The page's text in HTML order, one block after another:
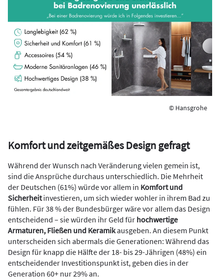
© Hansgrohe
Komfort und zeitgemäßes Design gefragt
Während der Wunsch nach Veränderung vielen gemein ist,
sind die Ansprüche durchaus unterschiedlich. Die Mehrheit
der Deutschen (61%) würde vor allem in Komfort und
Sicherheitinvestieren, um sich wieder wohler in ihrem Bad zu
fühlen. Für 38 % der Bundesbürger wäre vor allem das Design
entscheidend – sie würden ihr Geld für hochwertige
Armaturen, Fließen und Keramikausgeben. An diesem Punkt
unterscheiden sich abermals die Generationen: Während das
Design für knapp die Hälfte der 18- bis 29-Jährigen (48%) ein
entscheidender Investitionspunkt ist, geben dies in der
Generation 60+ nur 29% an.